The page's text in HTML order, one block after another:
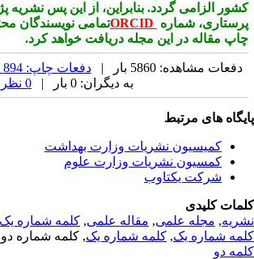
الزامی گردد. بنابراین، از این پس نشریه
شماره ORCIDتمامی نویسندگان
مقاله در این مجله دریافت خواهد کرد
دفعات مشاهده: 5860 بار | دفعات چاپ: 894 بار
به دیگران: 0 بار |
های مرتبط
کمیسیون نشریات وزارت بهداشت
کمسیون نشریات وزارت علوم
شرکت یکتاوب
کلیدی
,مجله علمی, مقاله علمی, کلمه شماره یک,
شماره یک,کلمه شماره یک, کلمه شماره دو,
دو